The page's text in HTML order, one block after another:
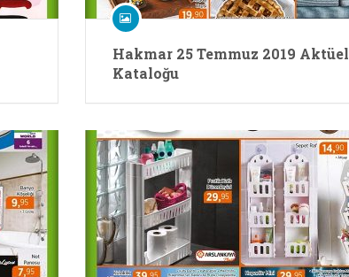
Hakmar 25 Temmuz 2019 Aktüel
Kataloğu